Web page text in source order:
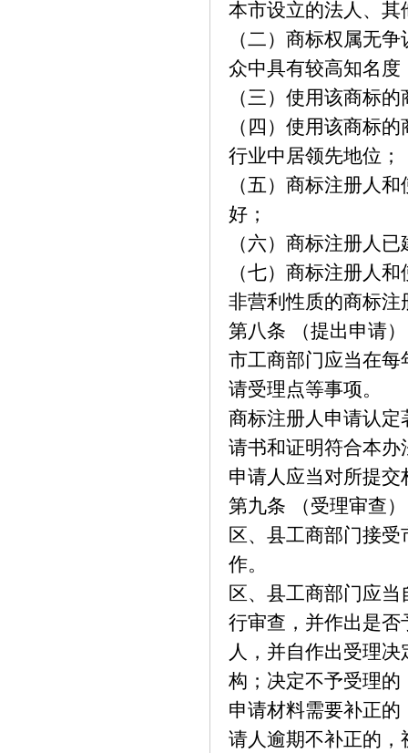
本市设立的法人、其
（二）商标权属无
众中具有较高知名度
（三）使用该商标
（四）使用该商标的
行业中居领先地位；
（五）商标注册人
好；
（六）商标注册人
（七）商标注册人
非营利性质的商标
第八条 （提出申请）
市工商部门应当在每
请受理点等事项。
商标注册人申请认
请书和证明符合本
申请人应当对所提
第九条 （受理审查）
区、县工商部门接
作。
区、县工商部门应
行审查，并作出是
人，并自作出受理决
构；决定不予受理
申请材料需要补正
请人逾期不补正的，